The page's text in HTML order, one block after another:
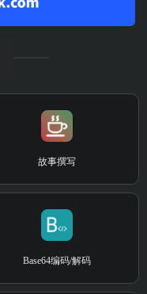
故事撰写
Base64编码/解码